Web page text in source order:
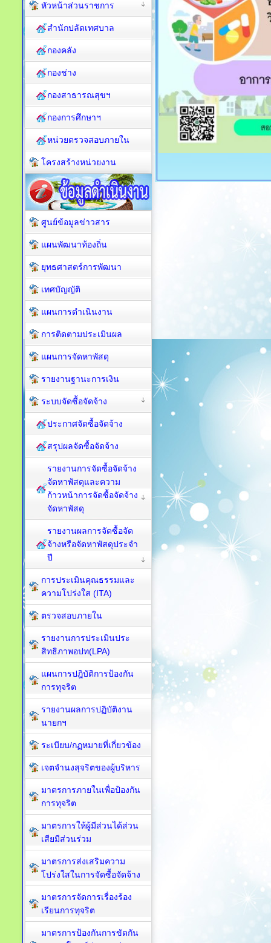
หัวหน้าส่วนราชการ
สำนักปลัดเทศบาล
กองคลัง
กองช่าง
กองสาธารณสุขฯ
กองการศึกษาฯ
หน่วยตรวจสอบภายใน
โครงสร้างหน่วยงาน
ศูนย์ข้อมูลข่าวสาร
แผนพัฒนาท้องถิ่น
ยุทธศาสตร์การพัฒนา
เทศบัญญัติ
แผนการดำเนินงาน
การติดตามประเมินผล
แผนการจัดหาพัสดุ
รายงานฐานะการเงิน
ระบบจัดซื้อจัดจ้าง
ประกาศจัดซื้อจัดจ้าง
สรุปผลจัดซื้อจัดจ้าง
รายงานการจัดซื้อจัดจ้าง
จัดหาพัสดุและความ
ก้าวหน้าการจัดซื้อจัดจ้าง
จัดหาพัสดุ
รายงานผลการจัดซื้อจัด
จ้างหรือจัดหาพัสดุประจำ
ปี
การประเมินคุณธรรมและ
ความโปร่งใส (ITA)
ตรวจสอบภายใน
รายงานการประเมินประ
สิทธิภาพอปท(LPA)
แผนการปฎิบัติการป้องกัน
การทุจริต
รายงานผลการปฏิบัติงาน
นายกฯ
ระเบียบ/กฏหมายที่เกี่ยวข้อง
เจตจำนงสุจริตของผู้บริหาร
มาตรการภายในเพื่อป้องกัน
การทุจริต​
มาตรการให้ผู้มีส่วนได้ส่วน
เสียมีส่วนร่วม
มาตรการส่งเสริมความ
โปร่งใสในการจัดซื้อจัดจ้าง
มาตรการจัดการเรื่องร้อง
เรียนการทุจริต
มาตรการป้องกันการขัดกัน